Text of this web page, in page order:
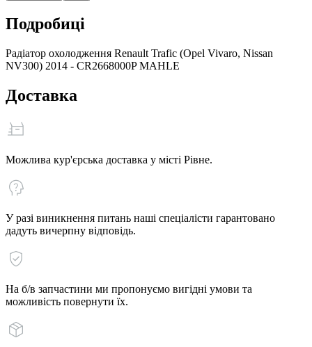
Подробиці
Радіатор охолодження Renault Trafic (Opel Vivaro, Nissan
NV300) 2014 - CR2668000P MAHLE
Доставка
Можлива кур'єрська доставка у місті Рівне.
У разі виникнення питань наші спеціалісти гарантовано
дадуть вичерпну відповідь.
На б/в запчастини ми пропонуємо вигідні умови та
можливість повернути їх.